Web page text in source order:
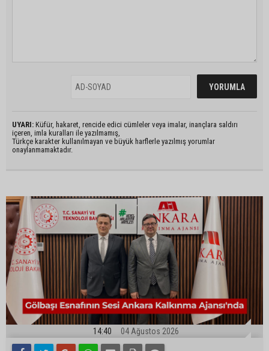
UYARI: Küfür, hakaret, rencide edici cümleler veya imalar, inançlara saldırı
içeren, imla kuralları ile yazılmamış,
Türkçe karakter kullanılmayan ve büyük harflerle yazılmış yorumlar
onaylanmamaktadır.
14:40 04 Ağustos 2026